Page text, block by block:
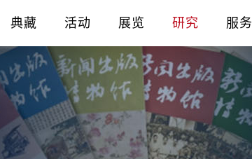
典藏 活动 展览 研究 服务